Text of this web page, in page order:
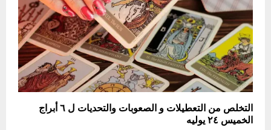
التخلص من التعطيلات و الصعوبات والتحديات ل ٦ أبراج
الخميس ٢٤ يوليه